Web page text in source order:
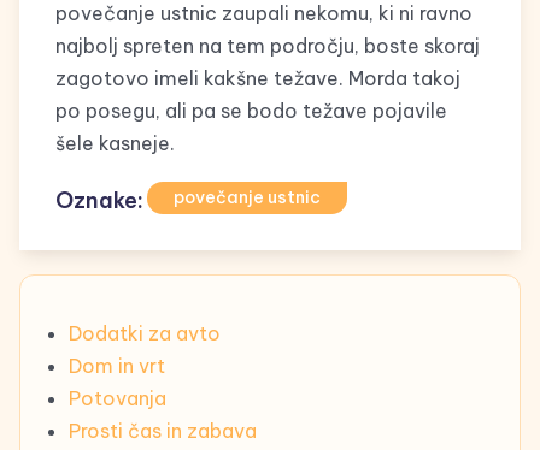
povečanje ustnic zaupali nekomu, ki ni ravno
najbolj spreten na tem področju, boste skoraj
zagotovo imeli kakšne težave. Morda takoj
po posegu, ali pa se bodo težave pojavile
šele kasneje.
Oznake: povečanje ustnic
Dodatki za avto
Dom in vrt
Potovanja
Prosti čas in zabava